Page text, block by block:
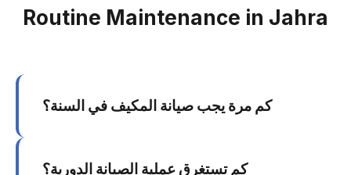
Routine Maintenance in Jahra
كم مرة يجب صيانة المكيف في السنة؟
موسم الصيف (أبريل-مايو) ومرة في فصل الخريف.
كم تستغرق عملية الصيانة الدورية؟